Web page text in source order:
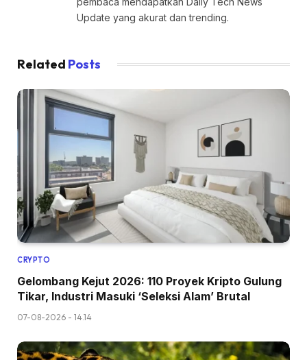
Update yang akurat dan trending.
Related Posts
CRYPTO
Gelombang Kejut 2026: 110 Proyek Kripto Gulung
Tikar, Industri Masuki ‘Seleksi Alam’ Brutal
07-08-2026 - 14.14